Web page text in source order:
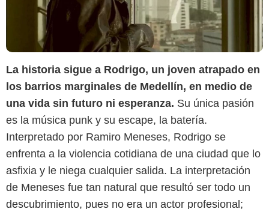
La historia sigue a Rodrigo, un joven atrapado en
los barrios marginales de Medellín, en medio de
una vida sin futuro ni esperanza. Su única pasión
es la música punk y su escape, la batería.
Interpretado por Ramiro Meneses, Rodrigo se
enfrenta a la violencia cotidiana de una ciudad que lo
asfixia y le niega cualquier salida. La interpretación
de Meneses fue tan natural que resultó ser todo un
descubrimiento, pues no era un actor profesional;